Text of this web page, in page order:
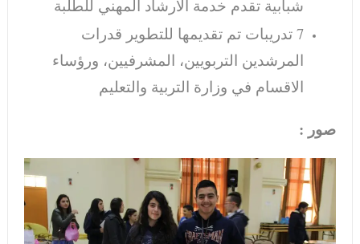
شبابية تقدم خدمة الارشاد المهني للطلبة
7 تدريبات تم تقديمها للتطوير قدرات
المرشدين التربويين، المشرفيين، ورؤساء
الاقسام في وزارة التربية والتعليم
صور :